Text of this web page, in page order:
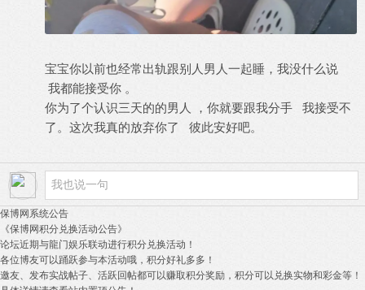
宝宝你以前也经常出轨跟别人男人一起睡，我没什么说
我都能接受你 。
你为了个认识三天的的男人 ，你就要跟我分手 我接受不
了。这次我真的放弃你了 彼此安好吧。
保博网系统公告
《保博网积分兑换活动公告》
论坛近期与龍门娱乐联动进行积分兑换活动！
各位博友可以踊跃参与本活动哦，积分好礼多多！
邀友、发布实战帖子、活跃回帖都可以赚取积分奖励，积分可以兑换实物和彩金等！